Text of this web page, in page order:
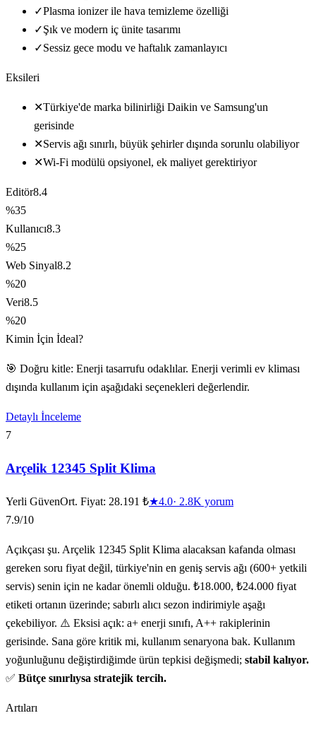
✓Plasma ionizer ile hava temizleme özelliği
✓Şık ve modern iç ünite tasarımı
✓Sessiz gece modu ve haftalık zamanlayıcı
Eksileri
✕Türkiye'de marka bilinirliği Daikin ve Samsung'un
gerisinde
✕Servis ağı sınırlı, büyük şehirler dışında sorunlu olabiliyor
✕Wi-Fi modülü opsiyonel, ek maliyet gerektiriyor
Editör8.4
%35
Kullanıcı8.3
%25
Web Sinyal8.2
%20
Veri8.5
%20
Kimin İçin İdeal?
🎯 Doğru kitle: Enerji tasarrufu odaklılar. Enerji verimli ev kliması
dışında kullanım için aşağıdaki seçenekleri değerlendir.
Detaylı İnceleme
7
Arçelik 12345 Split Klima
Yerli GüvenOrt. Fiyat: 28.191 ₺★4.0· 2.8K yorum
7.9/10
Açıkçası şu. Arçelik 12345 Split Klima alacaksan kafanda olması
gereken soru fiyat değil, türkiye'nin en geniş servis ağı (600+ yetkili
servis) senin için ne kadar önemli olduğu. ₺18.000, ₺24.000 fiyat
etiketi ortanın üzerinde; sabırlı alıcı sezon indirimiyle aşağı
çekebiliyor. ⚠️ Eksisi açık: a+ enerji sınıfı, A++ rakiplerinin
gerisinde. Sana göre kritik mi, kullanım senaryona bak. Kullanım
yoğunluğunu değiştirdiğimde ürün tepkisi değişmedi; stabil kalıyor.
✅ Bütçe sınırlıysa stratejik tercih.
Artıları